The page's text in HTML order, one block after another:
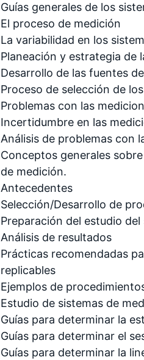
Guías generales de los
El proceso de medición
La variabilidad en los
Planeación y estrategia de
Desarrollo de las fuentes
Proceso de selección de
Problemas con las
Incertidumbre en las
Análisis de problemas con
Conceptos generales
de medición.
Antecedentes
Selección/Desarrollo de
Preparación del estudio
Análisis de resultados
Prácticas recomendadas
replicables
Ejemplos de
Estudio de sistemas de
Guías para determinar la
Guías para determinar el
Guías para determinar la